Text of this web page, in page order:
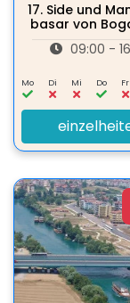
17. Side und
basar von
09:00 -
Mo Di Mi Do Fr